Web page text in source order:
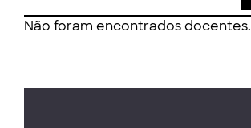
Não foram encontrados docentes.